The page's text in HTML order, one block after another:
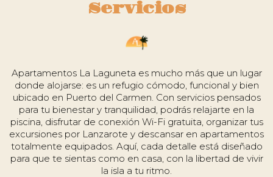
Servicios
Apartamentos La Laguneta es mucho más que un lugar
donde alojarse: es un refugio cómodo, funcional y bien
ubicado en Puerto del Carmen. Con servicios pensados
para tu bienestar y tranquilidad, podrás relajarte en la
piscina, disfrutar de conexión Wi-Fi gratuita, organizar tus
excursiones por Lanzarote y descansar en apartamentos
totalmente equipados. Aquí, cada detalle está diseñado
para que te sientas como en casa, con la libertad de vivir
la isla a tu ritmo.